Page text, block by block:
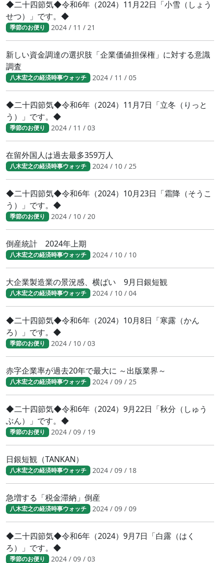
◆二十四節気◆令和6年（2024）11月22日「小雪（しょう
せつ）」です。◆
季節のお便り 2024 / 11 / 21
新しい資金調達の選択肢「企業価値担保権」に対する意識
調査
八木宏之の経済時事ウォッチ 2024 / 11 / 05
◆二十四節気◆令和6年（2024）11月7日「立冬（りっと
う）」です。◆
季節のお便り 2024 / 11 / 03
在留外国人は過去最多359万人
八木宏之の経済時事ウォッチ 2024 / 10 / 25
◆二十四節気◆令和6年（2024）10月23日「霜降（そうこ
う）」です。◆
季節のお便り 2024 / 10 / 20
倒産統計 2024年上期
八木宏之の経済時事ウォッチ 2024 / 10 / 10
大企業製造業の景況感、横ばい 9月日銀短観
八木宏之の経済時事ウォッチ 2024 / 10 / 04
◆二十四節気◆令和6年（2024）10月8日「寒露（かん
ろ）」です。◆
季節のお便り 2024 / 10 / 03
赤字企業率が過去20年で最大に ～出版業界～
八木宏之の経済時事ウォッチ 2024 / 09 / 25
◆二十四節気◆令和6年（2024）9月22日「秋分（しゅう
ぶん）」です。◆
季節のお便り 2024 / 09 / 19
日銀短観（TANKAN）
八木宏之の経済時事ウォッチ 2024 / 09 / 18
急増する「税金滞納」倒産
八木宏之の経済時事ウォッチ 2024 / 09 / 09
◆二十四節気◆令和6年（2024）9月7日「白露（はく
ろ）」です。◆
季節のお便り 2024 / 09 / 03